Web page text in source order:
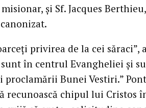
și Sf. Jacques
privirea de la cei săraci”,
sunt în centrul Evangheliei și
Bunei Vestiri.”
recunoască chipul lui Cristos